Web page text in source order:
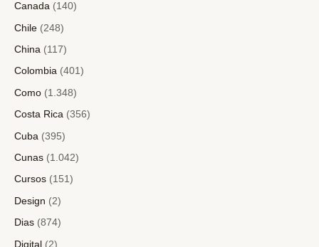
Canada (140)
Chile (248)
China (117)
Colombia (401)
Como (1.348)
Costa Rica (356)
Cuba (395)
Cunas (1.042)
Cursos (151)
Design (2)
Dias (874)
Digital (2)